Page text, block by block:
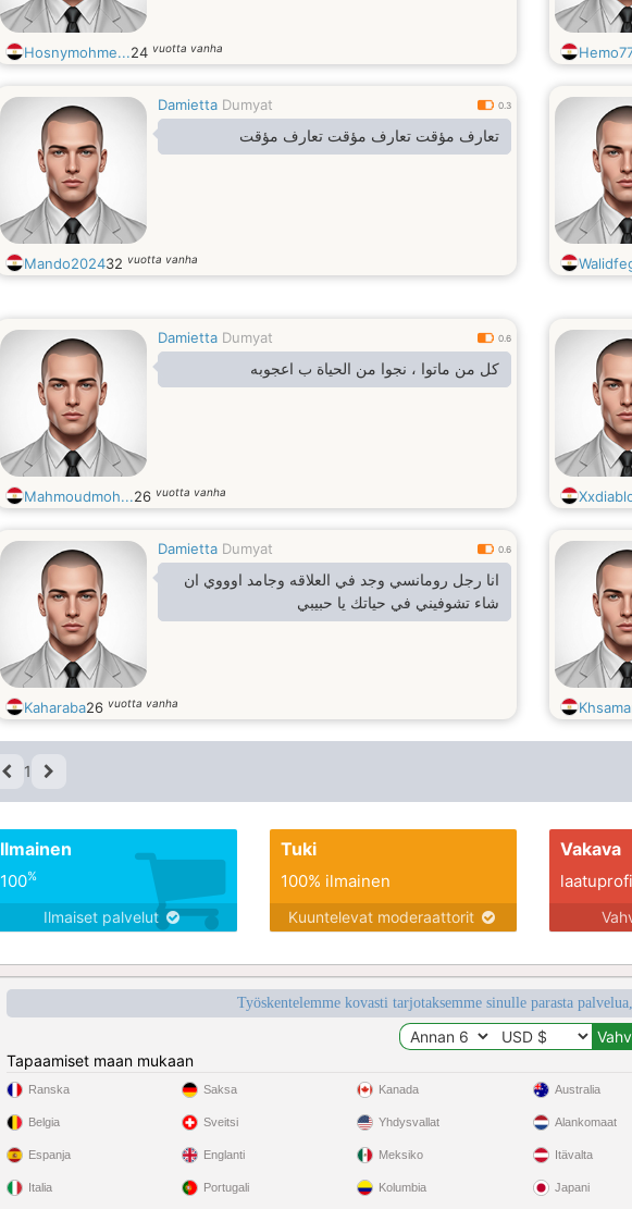
Hosnymohme...24 vuotta vanha
Damietta Dumyat 0.3
تعارف مؤقت تعارف مؤقت تعارف مؤقت
Mando202432 vuotta vanha
Damietta Dumyat 0.6
كل من ماتوا ، نجوا من الحياة ب اعجوبه
Mahmoudmoh...26 vuotta vanha
Damietta Dumyat 0.6
انا رجل رومانسي وجد في العلاقه وجامد اوووي ان
شاء تشوفيني في حياتك يا حبيبي
Kaharaba26 vuotta vanha
1
Ilmainen
100%
Ilmaiset palvelut
Tuki
100% ilmainen
Kuuntelevat moderaattorit
Vakava
Työskentelemme kovasti tarjotaksemme sinulle parasta
Tapaamiset maan mukaan
Ranska
Belgia
Espanja
Italia
Saksa
Sveitsi
Englanti
Portugali
Kanada
Yhdysvallat
Meksiko
Kolumbia
Australia
Alankomaat
Itävalta
Japani